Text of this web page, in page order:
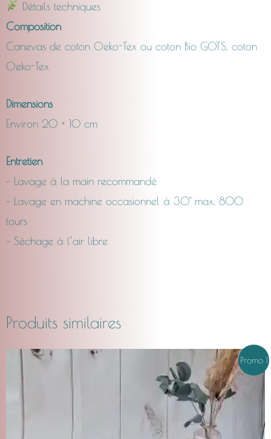
Détails techniques
Composition
Canevas de coton Oeko-Tex ou coton Bio GOTS, coton
Oeko-Tex
Dimensions
Environ 20 × 10 cm
Entretien
– Lavage à la main recommandé
– Lavage en machine occasionnel à 30° max, 800
tours
– Séchage à l’air libre
Produits similaires
Promo !
initial
CHF22.00.